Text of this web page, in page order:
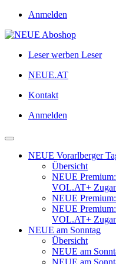
Anmelden
Leser werben Leser
NEUE.AT
Kontakt
Anmelden
NEUE Vorarlberger
Übersicht
NEUE
VOL.AT+
NEUE
NEUE
VOL.AT+
NEUE am Sonntag
Übersicht
NEUE am
NEUE am